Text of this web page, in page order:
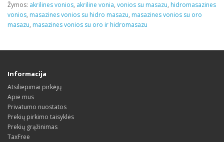
Žymos: akrilines vonios, akriline vonia, vonios su masazu, hidromasazines
vonios, masazines vonios su hidro masazu, masazines vonios su oro
masazu, masazines vonios su oro ir hidromasazu
Informacija
Atsiliepimai pirkėjų
Apie mus
Privatumo nuostatos
Prekių pirkimo taisyklės
Prekių grąžinimas
TaxFree